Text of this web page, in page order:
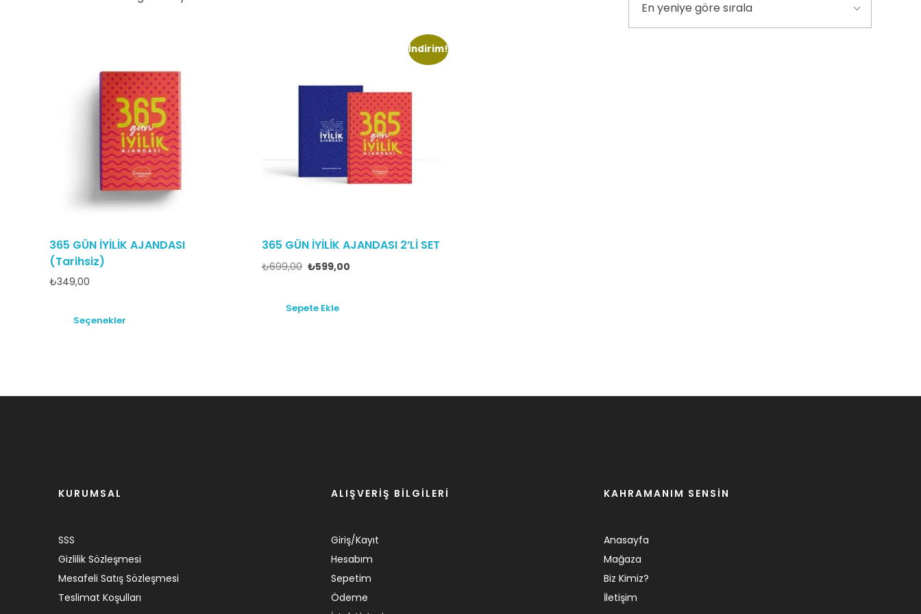
365 GÜN İYİLİK AJANDASI
(Tarihsiz)
₺349,00
Seçenekler
İndirim!
365 GÜN İYİLİK AJANDASI 2’Lİ SET
₺699,00 ₺599,00
Sepete Ekle
KURUMSAL
SSS
Gizlilik Sözleşmesi
Mesafeli Satış Sözleşmesi
Teslimat Koşulları
ALIŞVERİŞ BİLGİLERİ
Giriş/Kayıt
Hesabım
Sepetim
Ödeme
KAHRAMANIM SENSİN
Anasayfa
Mağaza
Biz Kimiz?
İletişim